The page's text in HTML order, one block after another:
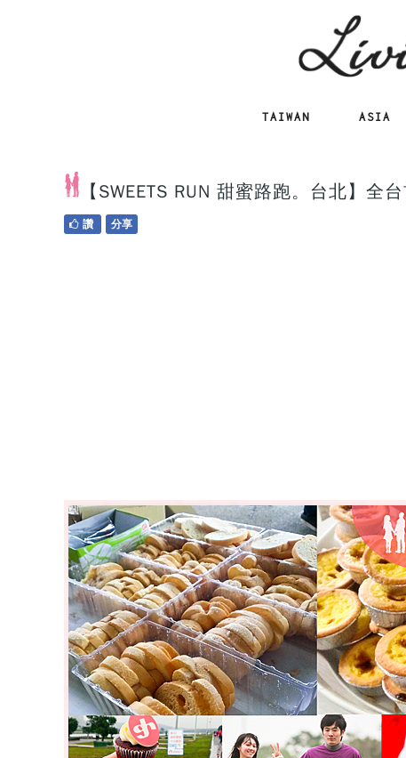
TAIWAN ASIA
【SWEETS RUN 甜蜜路跑。台北】全
讚 分享